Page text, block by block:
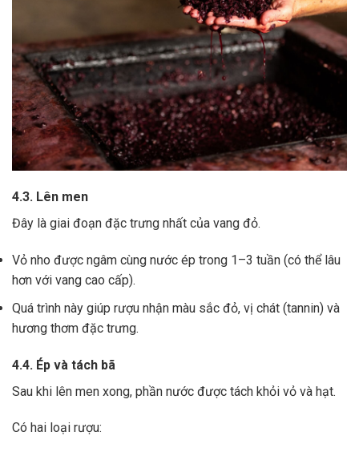
4.3. Lên men
Đây là giai đoạn đặc trưng nhất của vang đỏ.
Vỏ nho được ngâm cùng nước ép trong 1–3 tuần (có thể lâu
hơn với vang cao cấp).
Quá trình này giúp rượu nhận màu sắc đỏ, vị chát (tannin) và
hương thơm đặc trưng.
4.4. Ép và tách bã
Sau khi lên men xong, phần nước được tách khỏi vỏ và hạt.
Có hai loại rượu: